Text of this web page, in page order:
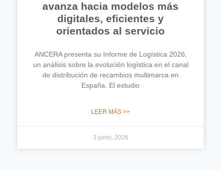
avanza hacia modelos más
digitales, eficientes y
orientados al servicio
ANCERA presenta su Informe de Logística 2026,
un análisis sobre la evolución logística en el canal
de distribución de recambios multimarca en
España. El estudio
LEER MÁS >>
3 junio, 2026